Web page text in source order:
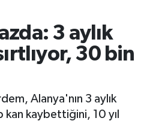
3 aylık
30 bin
Alanya'nın 3 aylık
kan kaybettiğini, 10 yıl
ve Fikstür